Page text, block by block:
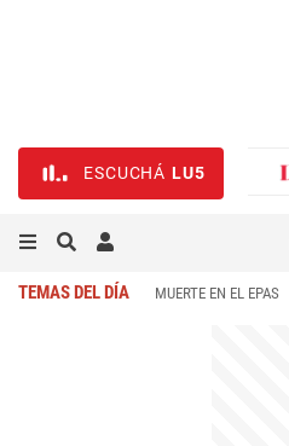
ESCUCHÁ LU5
TEMAS DEL DÍA MUERTE EN EL EPAS